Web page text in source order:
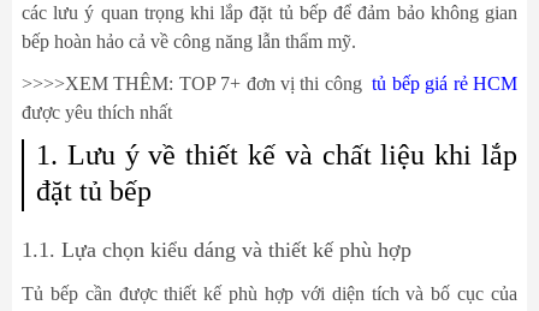
các lưu ý quan trọng khi lắp đặt tủ bếp để đảm bảo không gian
bếp hoàn hảo cả về công năng lẫn thẩm mỹ.
>>>>XEM THÊM: TOP 7+ đơn vị thi côngtủ bếp giá rẻ HCM
được yêu thích nhất
1. Lưu ý về thiết kế và chất liệu khi lắp
đặt tủ bếp
1.1. Lựa chọn kiểu dáng và thiết kế phù hợp
Tủ bếp cần được thiết kế phù hợp với diện tích và bố cục của